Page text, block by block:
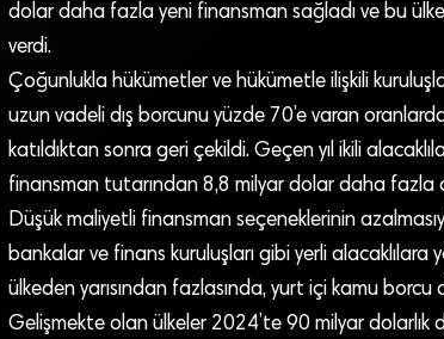
dolar daha fazla yeni finansman sağladı ve bu
verdi.
Çoğunlukla hükümetler ve hükümetle ilişkili
uzun vadeli dış borcunu yüzde 70’e varan
katıldıktan sonra geri çekildi. Geçen yıl ikili
finansman tutarından 8,8 milyar dolar daha
Düşük maliyetli finansman seçeneklerinin
bankalar ve finans kuruluşları gibi yerli
ülkeden yarısından fazlasında, yurt içi kamu borcu
Gelişmekte olan ülkeler 2024’te 90 milyar dolarlık